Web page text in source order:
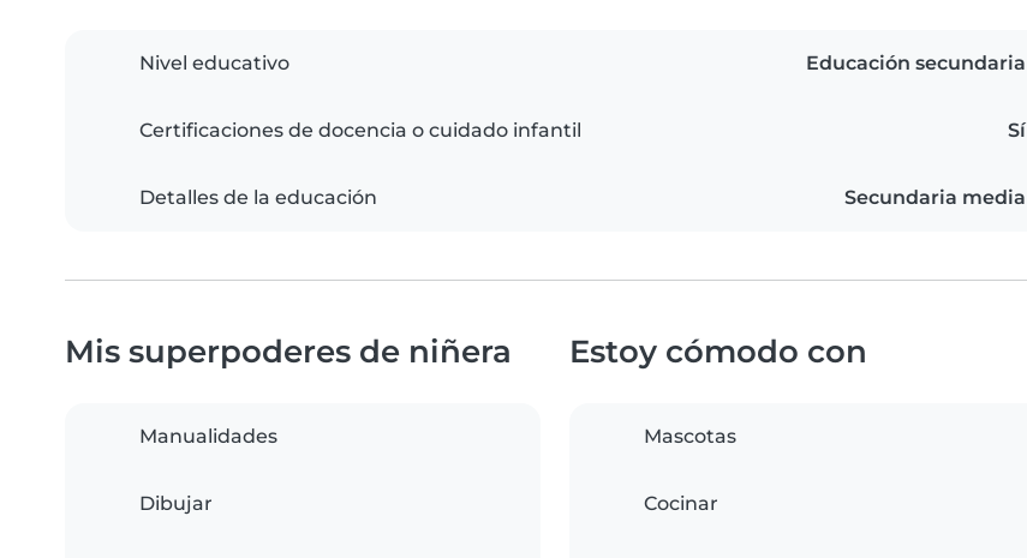
Nivel educativo Educación secundaria
Certificaciones de docencia o cuidado infantil Sí
Detalles de la educación Secundaria media
Mis superpoderes de niñera
Manualidades
Dibujar
Estoy cómodo con
Mascotas
Cocinar